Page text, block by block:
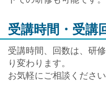
受講時間・受講
受講時間、回数は、研
り変わります。
お気軽にご相談ください